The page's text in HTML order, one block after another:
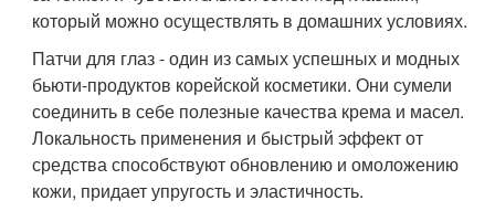
который можно осуществлять в домашних условиях.
Патчи для глаз - один из самых успешных и модных
бьюти-продуктов корейской косметики. Они сумели
соединить в себе полезные качества крема и масел.
Локальность применения и быстрый эффект от
средства способствуют обновлению и омоложению
кожи, придает упругость и эластичность.